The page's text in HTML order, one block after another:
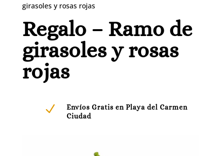
girasoles y rosas rojas
Regalo – Ramo de
girasoles y rosas
rojas
N
Envíos Gratis en Playa del Carmen
Ciudad